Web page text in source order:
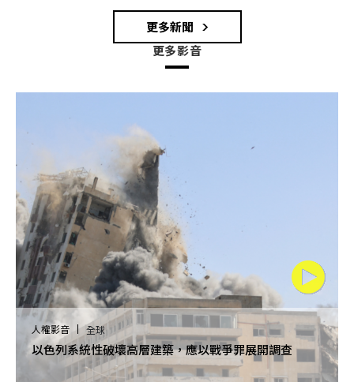
更多新聞
更多影音
人權影音 全球
以色列系統性破壞高層建築，應以戰爭罪展開調查